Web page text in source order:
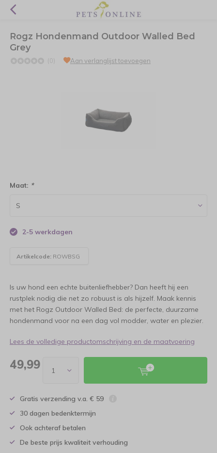
Rogz Hondenmand Outdoor Walled Bed
Grey
(0) Aan verlanglijst toevoegen
Maat: *
2-5 werkdagen
Artikelcode: ROWBSG
Is uw hond een echte buitenliefhebber? Dan heeft hij een
rustplek nodig die net zo robuust is als hijzelf. Maak kennis
met het Rogz Outdoor Walled Bed: de perfecte, duurzame
hondenmand voor na een dag vol modder, water en plezier.
Lees de volledige productomschrijving en de maatvoering
49,99
Gratis verzending v.a. € 59
30 dagen bedenktermijn
Ook achteraf betalen
De beste prijs kwaliteit verhouding